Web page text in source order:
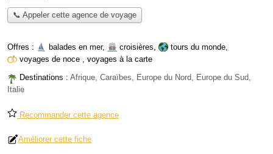
📞 Appeler cette agence de voyage
Offres : balades en mer, croisières, tours du monde,
voyages de noce , voyages à la carte
Destinations : Afrique, Caraïbes, Europe du Nord, Europe du Sud,
Italie
Recommander cette agence
Améliorer cette fiche